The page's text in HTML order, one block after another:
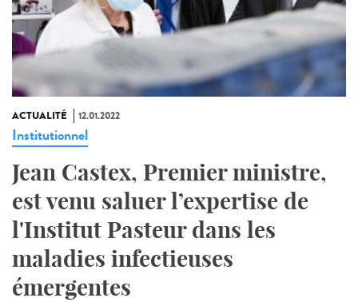
ACTUALITÉ 12.01.2022
Institutionnel
Jean Castex, Premier ministre,
est venu saluer l’expertise de
l'Institut Pasteur dans les
maladies infectieuses
émergentes